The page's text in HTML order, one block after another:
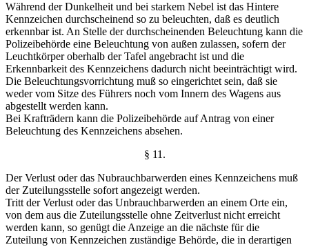
Während der Dunkelheit und bei starkem Nebel ist das Hintere
Kennzeichen durchscheinend so zu beleuchten, daß es deutlich
erkennbar ist. An Stelle der durchscheinenden Beleuchtung kann die
Polizeibehörde eine Beleuchtung von außen zulassen, sofern der
Leuchtkörper oberhalb der Tafel angebracht ist und die
Erkennbarkeit des Kennzeichens dadurch nicht beeinträchtigt wird.
Die Beleuchtungsvorrichtung muß so eingerichtet sein, daß sie
weder vom Sitze des Führers noch vom Innern des Wagens aus
abgestellt werden kann.
Bei Krafträdern kann die Polizeibehörde auf Antrag von einer
Beleuchtung des Kennzeichens absehen.
§ 11.
Der Verlust oder das Nubrauchbarwerden eines Kennzeichens muß
der Zuteilungsstelle sofort angezeigt werden.
Tritt der Verlust oder das Unbrauchbarwerden an einem Orte ein,
von dem aus die Zuteilungsstelle ohne Zeitverlust nicht erreicht
werden kann, so genügt die Anzeige an die nächste für die
Zuteilung von Kennzeichen zuständige Behörde, die in derartigen